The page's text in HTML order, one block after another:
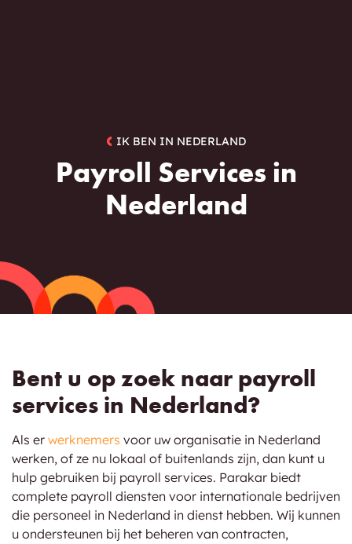
IK BEN IN NEDERLAND
Payroll Services in
Nederland
Bent u op zoek naar payroll
services in Nederland?
Als er werknemers voor uw organisatie in Nederland
werken, of ze nu lokaal of buitenlands zijn, dan kunt u
hulp gebruiken bij payroll services. Parakar biedt
complete payroll diensten voor internationale bedrijven
die personeel in Nederland in dienst hebben. Wij kunnen
u ondersteunen bij het beheren van contracten,